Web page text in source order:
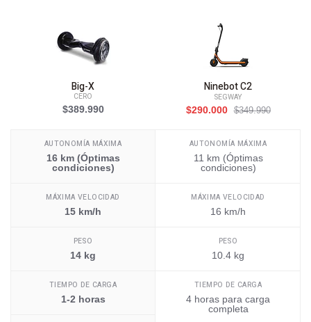
Big-X
CERO
$389.990
AUTONOMÍA MÁXIMA
16 km (Óptimas
condiciones)
MÁXIMA VELOCIDAD
15 km/h
PESO
14 kg
TIEMPO DE CARGA
1-2 horas
Ninebot C2
SEGWAY
$290.000
$349.990
AUTONOMÍA MÁXIMA
11 km (Óptimas
condiciones)
MÁXIMA VELOCIDAD
16 km/h
PESO
10.4 kg
TIEMPO DE CARGA
4 horas para carga
completa